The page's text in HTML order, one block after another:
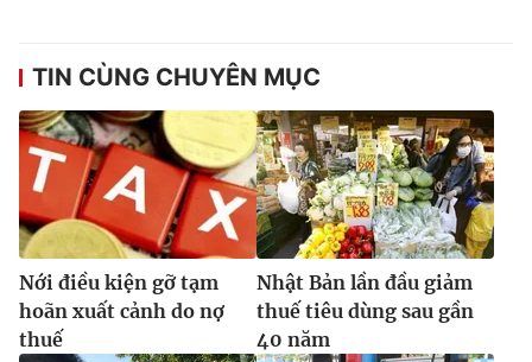
TIN CÙNG CHUYÊN MỤC
Nới điều kiện gỡ tạm
hoãn xuất cảnh do nợ
thuế
Nhật Bản lần đầu giảm
thuế tiêu dùng sau gần
40 năm